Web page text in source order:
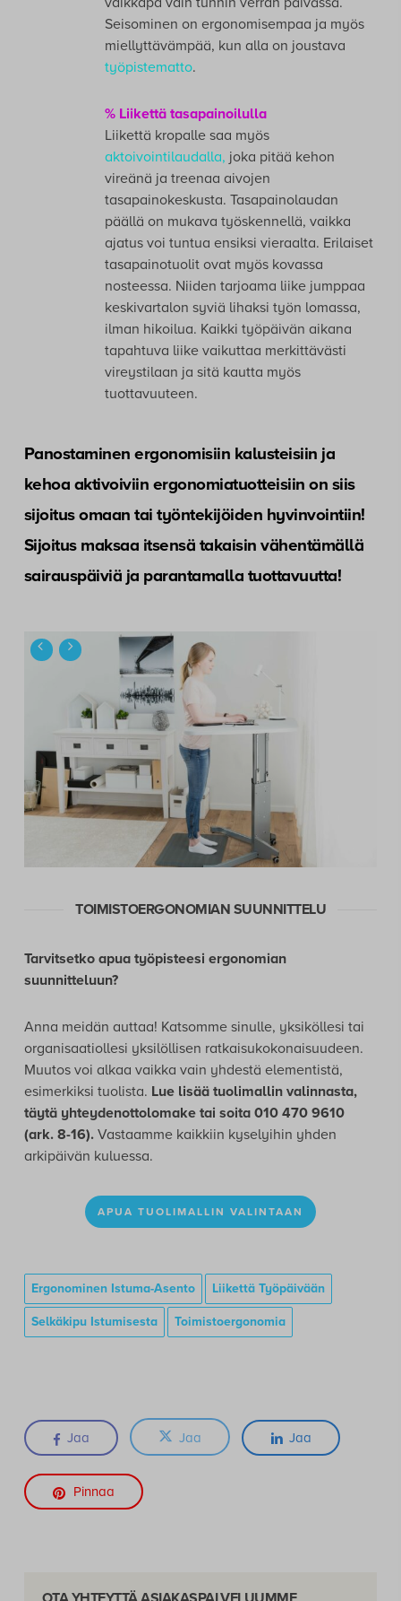
Seisominen on ergonomisempaa ja myös
miellyttävämpää, kun alla on joustava
työpistematto.
% Liikettä tasapainoilulla
Liikettä kropalle saa myös
aktoivointilaudalla, joka pitää kehon
vireänä ja treenaa aivojen
tasapainokeskusta. Tasapainolaudan
päällä on mukava työskennellä, vaikka
ajatus voi tuntua ensiksi vieraalta. Erilaiset
tasapainotuolit ovat myös kovassa
nosteessa. Niiden tarjoama liike jumppaa
keskivartalon syviä lihaksi työn lomassa,
ilman hikoilua. Kaikki työpäivän aikana
tapahtuva liike vaikuttaa merkittävästi
vireystilaan ja sitä kautta myös
tuottavuuteen.
Panostaminen ergonomisiin kalusteisiin ja
kehoa aktivoiviin ergonomiatuotteisiin on siis
sijoitus omaan tai työntekijöiden hyvinvointiin!
Sijoitus maksaa itsensä takaisin vähentämällä
sairauspäiviä ja parantamalla tuottavuutta!
TOIMISTOERGONOMIAN SUUNNITTELU
Tarvitsetko apua työpisteesi ergonomian
suunnitteluun?
Anna meidän auttaa! Katsomme sinulle, yksiköllesi tai
organisaatiollesi yksilöllisen ratkaisukokonaisuudeen.
Muutos voi alkaa vaikka vain yhdestä elementistä,
esimerkiksi tuolista. Lue lisää tuolimallin valinnasta,
täytä yhteydenottolomake tai soita 010 470 9610
(ark. 8-16).Vastaamme kaikkiin kyselyihin yhden
arkipäivän kuluessa.
APUA TUOLIMALLIN VALINTAAN
Ergonominen Istuma-Asento Liikettä Työpäivään
Selkäkipu Istumisesta Toimistoergonomia
Jaa Jaa Jaa
Pinnaa